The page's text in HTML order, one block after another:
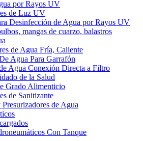
por Rayos UV
de Luz UV
Desinfección de Agua por Rayos UV
mangas de cuarzo, balastros
de Agua Fría, Caliente
Agua Para Garrafón
Agua Conexión Directa a Filtro
de la Salud
Grado Alimenticio
de Sanitizante
de Agua
Con Tanque